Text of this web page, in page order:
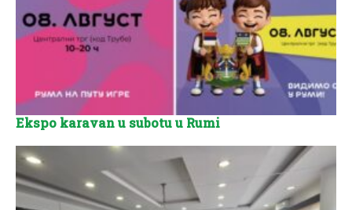
Ekspo karavan u subotu u Rumi